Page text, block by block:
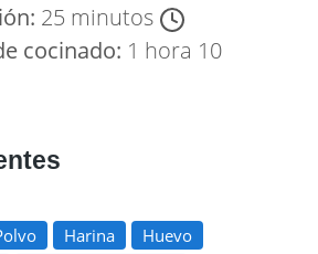
25 minutos
cocinado: 1 hora 10
Harina
Huevo